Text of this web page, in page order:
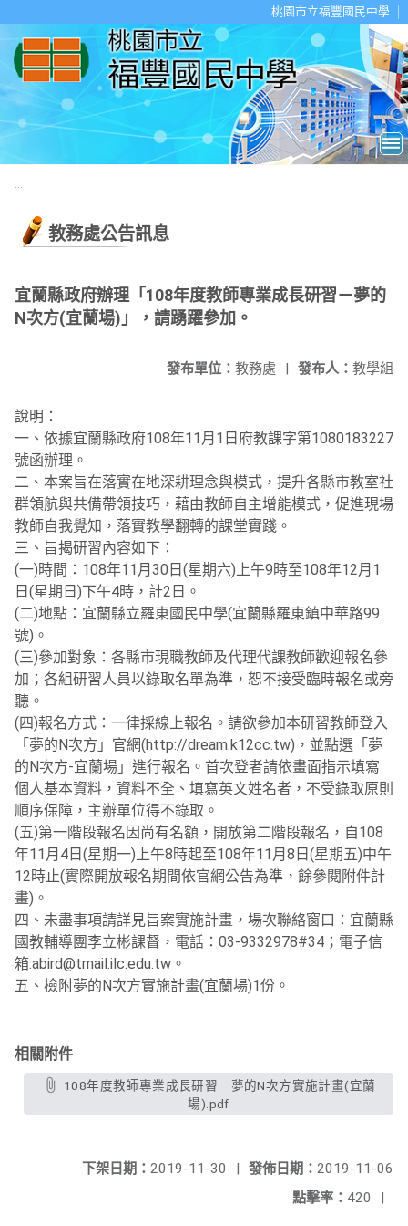
桃園市立福豐國民中學
:::
教務處公告訊息
宜蘭縣政府辦理「108年度教師專業成長研習－夢的
N次方(宜蘭場)」，請踴躍參加。
發布人： 教學組
發布單位： 教務處 |
說明：
一、依據宜蘭縣政府108年11月1日府教課字第1080183227
號函辦理。
二、本案旨在落實在地深耕理念與模式，提升各縣市教室社
群領航與共備帶領技巧，藉由教師自主增能模式，促進現場
教師自我覺知，落實教學翻轉的課堂實踐。
三、旨揭研習內容如下：
(一)時間：108年11月30日(星期六)上午9時至108年12月1
日(星期日)下午4時，計2日。
(二)地點：宜蘭縣立羅東國民中學(宜蘭縣羅東鎮中華路99
號)。
(三)參加對象：各縣市現職教師及代理代課教師歡迎報名參
加；各組研習人員以錄取名單為準，恕不接受臨時報名或旁
聽。
(四)報名方式：一律採線上報名。請欲參加本研習教師登入
「夢的N次方」官網(http://dream.k12cc.tw)，並點選「夢
的N次方-宜蘭場」進行報名。首次登者請依畫面指示填寫
個人基本資料，資料不全、填寫英文姓名者，不受錄取原則
順序保障，主辦單位得不錄取。
(五)第一階段報名因尚有名額，開放第二階段報名，自108
年11月4日(星期一)上午8時起至108年11月8日(星期五)中午
12時止(實際開放報名期間依官網公告為準，餘參閱附件計
畫)。
四、未盡事項請詳見旨案實施計畫，場次聯絡窗口：宜蘭縣
國教輔導團李立彬課督，電話：03-9332978#34；電子信
箱:abird@tmail.ilc.edu.tw。
五、檢附夢的N次方實施計畫(宜蘭場)1份。
相關附件
場).pdf
發佈日期： 2019-11-06
下架日期： 2019-11-30
|
點擊率： 420 |